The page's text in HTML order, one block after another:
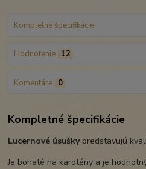
Kompletné špecifikácie
Hodnotenie 12
Komentáre 0
Kompletné špecifikácie
Lucernové úsuškypredstavujú
Je bohaté na karotény a je